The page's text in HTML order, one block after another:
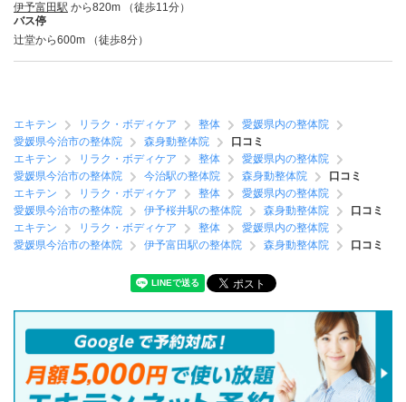
伊予富田駅 から820m （徒歩11分）
バス停
辻堂から600m （徒歩8分）
エキテン リラク・ボディケア 整体
愛媛県内の整体院
愛媛県今治市の整体院
森身動整体院
口コミ
エキテン
リラク・ボディケア 整体
愛媛県内の整体院
愛媛県今治市の整体院
今治駅の整体院 森身動整体院
口コミ
エキテン
リラク・ボディケア 整体
愛媛県内の整体院
愛媛県今治市の整体院
伊予桜井駅の整体院 森身動整体院
口コミ
エキテン
リラク・ボディケア 整体
愛媛県内の整体院
愛媛県今治市の整体院
伊予富田駅の整体院 森身動整体院 口コミ